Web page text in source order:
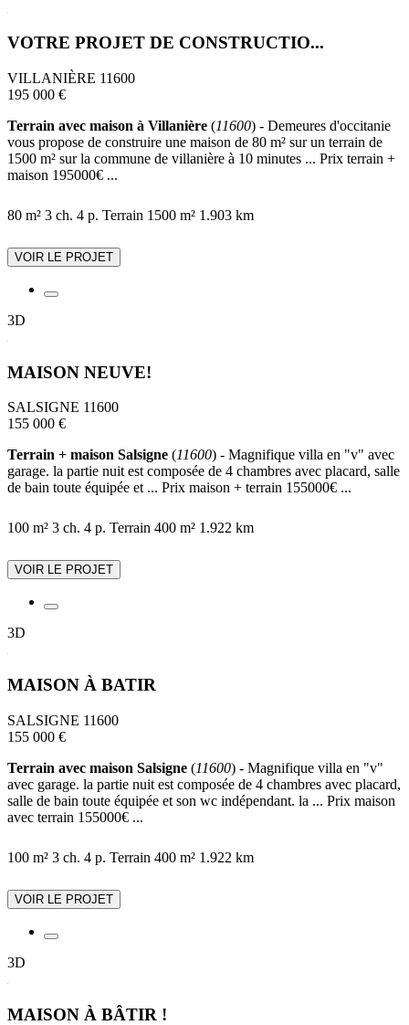
VOTRE PROJET DE CONSTRUCTIO...
VILLANIÈRE 11600
195 000 €
Terrain avec maison à Villanière (11600) - Demeures d'occitanie
vous propose de construire une maison de 80 m² sur un terrain de
1500 m² sur la commune de villanière à 10 minutes ... Prix terrain +
maison 195000€ ...
80 m² 3 ch. 4 p. Terrain 1500 m² 1.903 km
VOIR LE PROJET
3D
MAISON NEUVE!
SALSIGNE 11600
155 000 €
Terrain + maison Salsigne (11600) - Magnifique villa en "v" avec
garage. la partie nuit est composée de 4 chambres avec placard, salle
de bain toute équipée et ... Prix maison + terrain 155000€ ...
100 m² 3 ch. 4 p. Terrain 400 m² 1.922 km
VOIR LE PROJET
3D
MAISON À BATIR
SALSIGNE 11600
155 000 €
Terrain avec maison Salsigne (11600) - Magnifique villa en "v"
avec garage. la partie nuit est composée de 4 chambres avec placard,
salle de bain toute équipée et son wc indépendant. la ... Prix maison
avec terrain 155000€ ...
100 m² 3 ch. 4 p. Terrain 400 m² 1.922 km
VOIR LE PROJET
3D
MAISON À BÂTIR !